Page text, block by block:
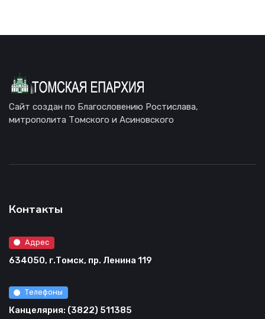
Сайт создан по Благословению Ростислава,
митрополита Томского и Асиновского
Контакты
Адрес
634050, г.Томск, пр. Ленина 119
Телефоны
Канцелярия: (3822) 511385